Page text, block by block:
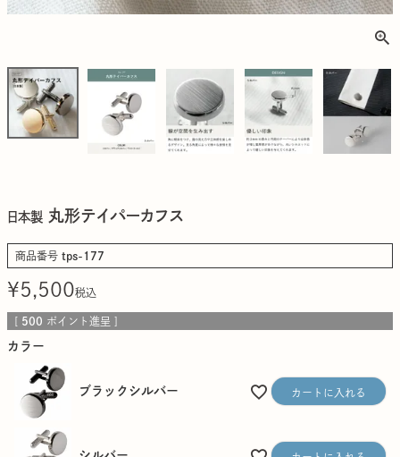
日本製 丸形テイパーカフス
商品番号 tps-177
¥5,500税込
[ 500 ポイント進呈 ]
カラー
ブラックシルバー カートに入れる